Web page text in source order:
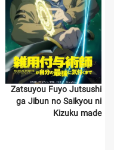
Zatsuyou Fuyo Jutsushi
ga Jibun no Saikyou ni
Kizuku made